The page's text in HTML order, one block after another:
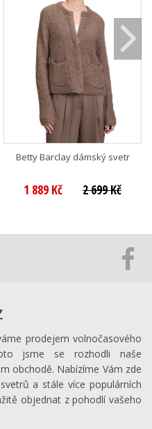
Betty Barclay dámský svetr
1 889 Kč 2 699 Kč
prodejem volnočasového
jsme se rozhodli naše
obchodě. Nabízíme Vám zde
a stále více populárních
objednat z pohodlí vašeho